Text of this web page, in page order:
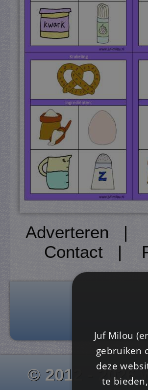
Adverteren |
Contact|
© 2012 - 2026
Juf Milou
gebruiken
deze
te